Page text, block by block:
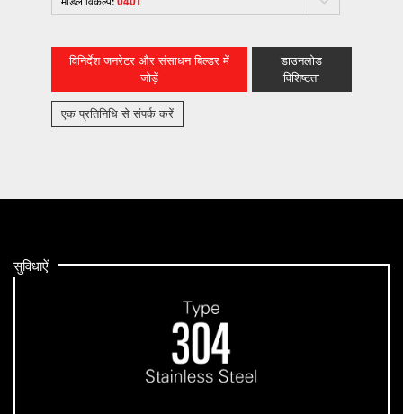
विनिर्देश जनरेटर और संसाधन बिल्डर में
जोड़ें
डाउनलोड
विशिष्टता
एक प्रतिनिधि से संपर्क करें
सुविधाऐं